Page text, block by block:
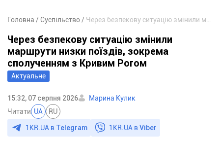
Головна Суспільство
Актуальне
Через безпекову ситуацію змінили
маршрути низки поїздів, зокрема
сполученням з Кривим Рогом
15:32, 07 серпня 2026
Марина Кулик
Читати UA RU
1KR.UA в Telegram 1KR.UA вViber